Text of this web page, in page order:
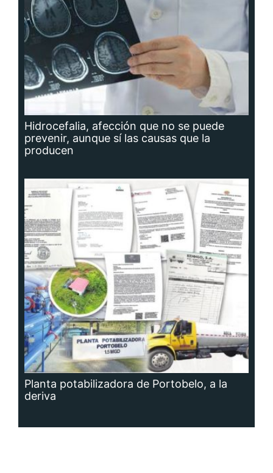
Hidrocefalia, afección que no se puede
prevenir, aunque sí las causas que la
producen
Planta potabilizadora de Portobelo, a la
deriva